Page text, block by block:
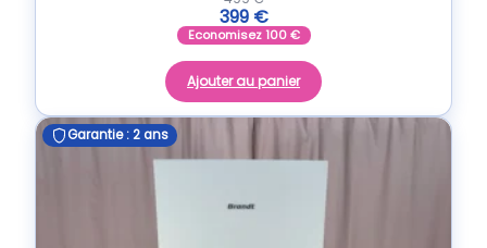
399 €
Economisez100€
Ajouter au panier
Garantie : 2 ans